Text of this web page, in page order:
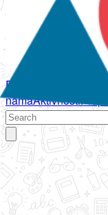
Početna
namaAktivnostiPropisi